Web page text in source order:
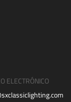
ELECTRÓNICO